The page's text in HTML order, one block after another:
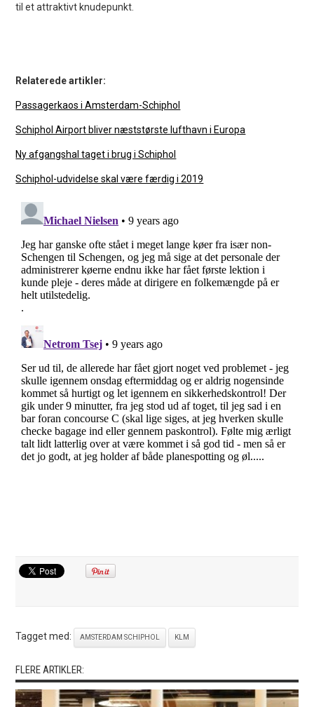
til et attraktivt knudepunkt.
Relaterede artikler:
Passagerkaos i Amsterdam-Schiphol
Schiphol Airport bliver næststørste lufthavn i Europa
Ny afgangshal taget i brug i Schiphol
Schiphol-udvidelse skal være færdig i 2019
Tagget med: AMSTERDAM SCHIPHOL KLM
FLERE ARTIKLER: